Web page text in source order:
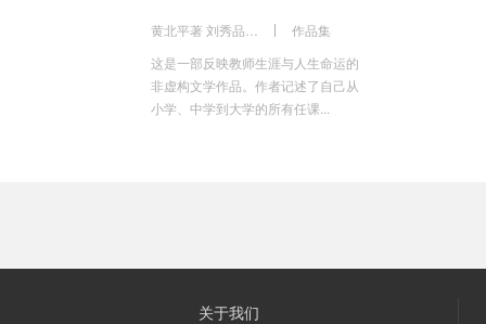
作品集
这是一部反映教师生涯与人生命运的
非虚构文学作品。作者记述了自己从
小学、中学到大学的所有任课...
关于我们